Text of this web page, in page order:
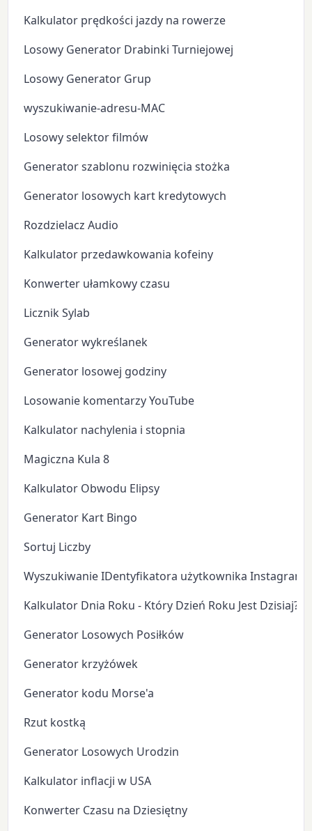
Kalkulator prędkości jazdy na rowerze
Losowy Generator Drabinki Turniejowej
Losowy Generator Grup
wyszukiwanie-adresu-MAC
Losowy selektor filmów
Generator szablonu rozwinięcia stożka
Generator losowych kart kredytowych
Rozdzielacz Audio
Kalkulator przedawkowania kofeiny
Konwerter ułamkowy czasu
Licznik Sylab
Generator wykreślanek
Generator losowej godziny
Losowanie komentarzy YouTube
Kalkulator nachylenia i stopnia
Magiczna Kula 8
Kalkulator Obwodu Elipsy
Generator Kart Bingo
Sortuj Liczby
Wyszukiwanie IDentyfikatora użytkownika Instagram
Kalkulator Dnia Roku - Który Dzień Roku Jest Dzisiaj?
Generator Losowych Posiłków
Generator krzyżówek
Generator kodu Morse'a
Rzut kostką
Generator Losowych Urodzin
Kalkulator inflacji w USA
Konwerter Czasu na Dziesiętny